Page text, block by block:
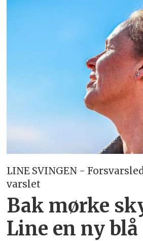
LINE SVINGEN -
varslet
Bak mørke
Line en ny